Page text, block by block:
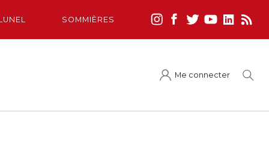
SOMMIÈRES
Me connecter